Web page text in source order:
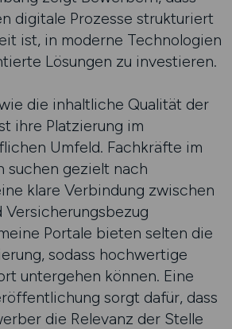
digitale Prozesse strukturiert
ist, in moderne Technologien
Lösungen zu investieren.
die inhaltliche Qualität der
ihre Platzierung im
Umfeld. Fachkräfte im
suchen gezielt nach
klare Verbindung zwischen
Versicherungsbezug
Portale bieten selten die
sodass hochwertige
untergehen können. Eine
sorgt dafür, dass
die Relevanz der Stelle